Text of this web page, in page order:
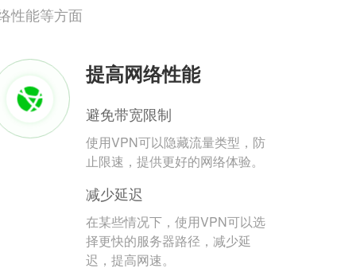
性能等方面
提高网络性能
避免带宽限制
使用VPN可以隐藏流量类型，防
止限速，提供更好的网络体验。
减少延迟
在某些情况下，使用VPN可以选
择更快的服务器路径，减少延
迟，提高网速。